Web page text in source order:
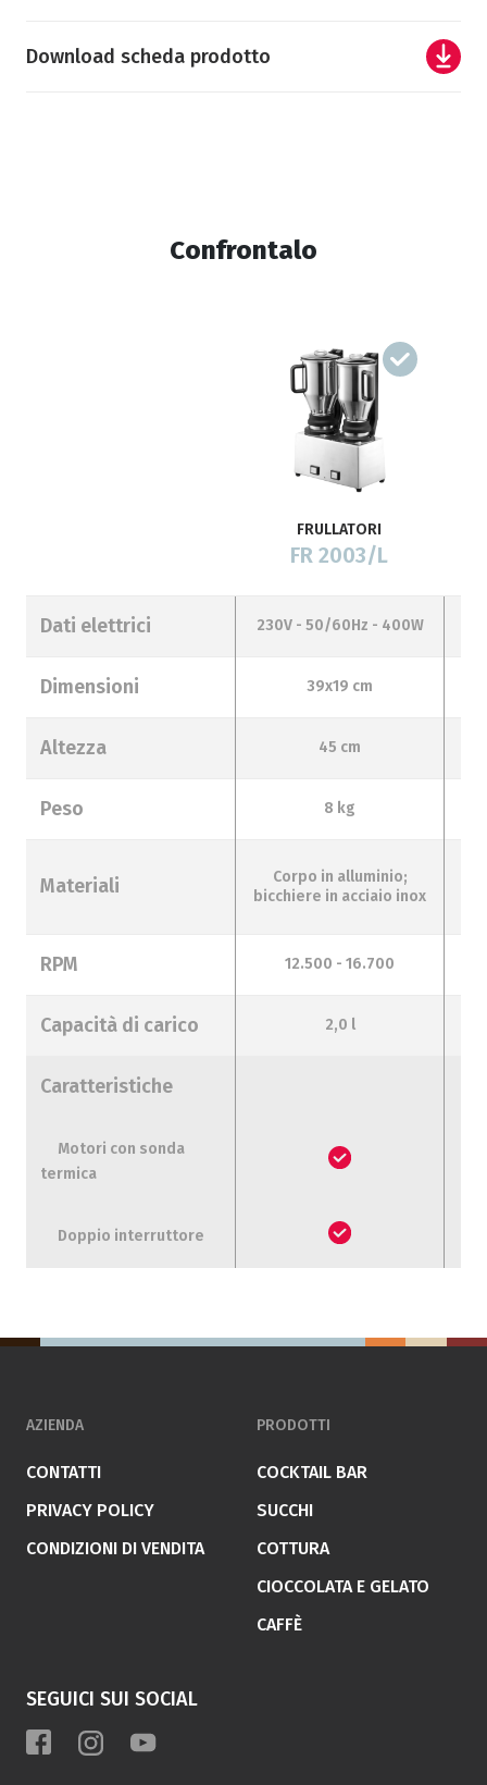
Download scheda prodotto
Confrontalo
FRULLATORI
FR 2003/L
Dati elettrici 230V - 50/60Hz - 400W
Dimensioni 39x19 cm
Altezza 45 cm
Peso 8 kg
Materiali
Corpo in alluminio;
bicchiere in acciaio inox
RPM 12.500 - 16.700
Capacità di carico 2,0 l
Caratteristiche
Motori con sonda
termica
Doppio interruttore
AZIENDA
CONTATTI
PRIVACY POLICY
CONDIZIONI DI VENDITA
PRODOTTI
COCKTAIL BAR
SUCCHI
COTTURA
CIOCCOLATA E GELATO
CAFFÈ
SEGUICI SUI SOCIAL